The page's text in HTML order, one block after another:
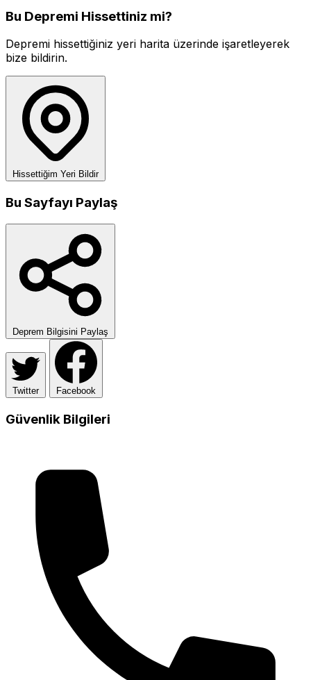
Bu Depremi Hissettiniz mi?
Depremi hissettiğiniz yeri harita üzerinde işaretleyerek
bize bildirin.
Hissettiğim Yeri Bildir
Bu Sayfayı Paylaş
Deprem Bilgisini Paylaş
Twitter Facebook
Güvenlik Bilgileri